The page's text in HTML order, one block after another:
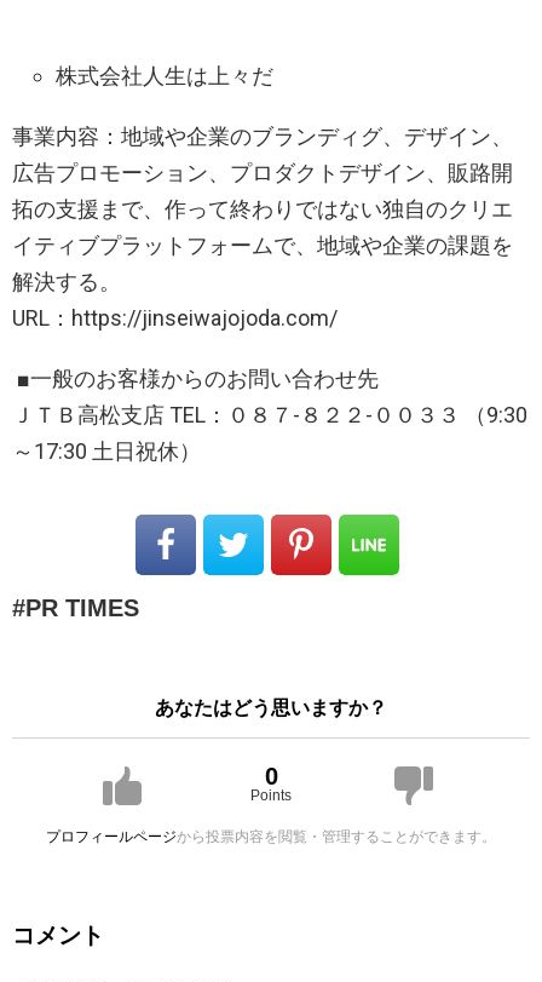
株式会社人生は上々だ
事業内容：地域や企業のブランディグ、デザイン、
広告プロモーション、プロダクトデザイン、販路開
拓の支援まで、作って終わりではない独自のクリエ
イティブプラットフォームで、地域や企業の課題を
解決する。
URL：https://jinseiwajojoda.com/
■一般のお客様からのお問い合わせ先
ＪＴＢ高松支店 TEL：０８７-８２２-００３３ （9:30
～17:30 土日祝休）
PR TIMES
あなたはどう思いますか？
0
Points
プロフィールページから投票内容を閲覧・管理することができます。
コメント